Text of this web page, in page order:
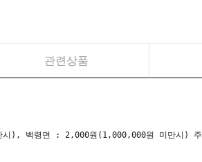
관련상품
백령면 : 2,000원(1,000,000원 미만시) 주